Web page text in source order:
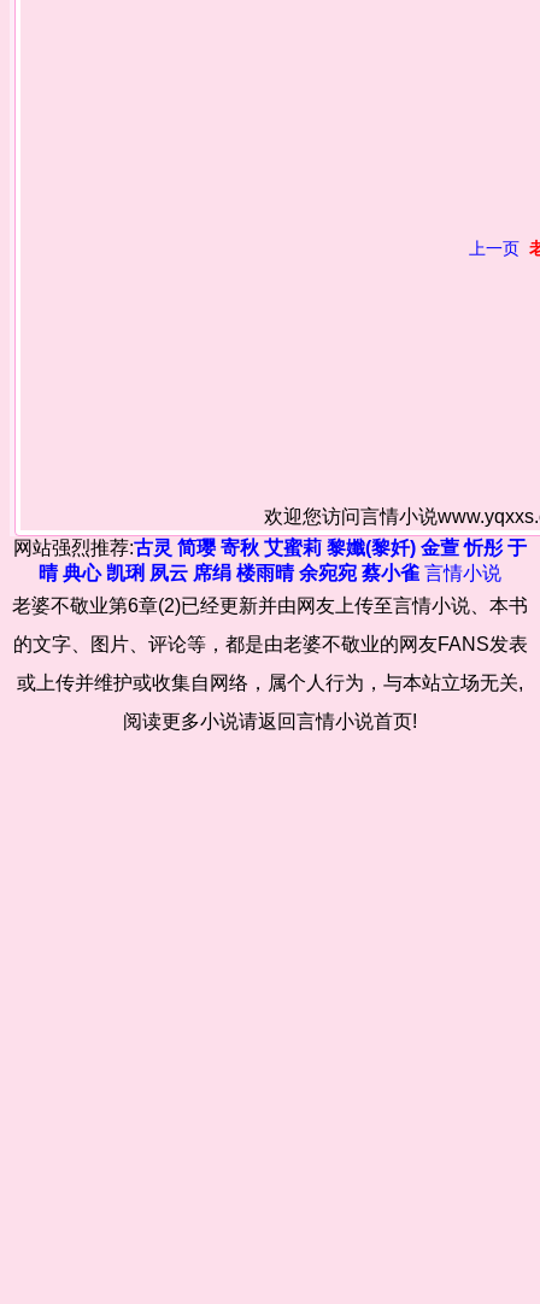
上一页
欢迎您访问言情小说
网站强烈推荐:古灵 简璎 寄秋 艾蜜莉 黎孅(黎奷) 金萱 忻彤 于
晴 典心 凯琍 夙云 席绢 楼雨晴 余宛宛 蔡小雀 言情小说
老婆不敬业第6章(2)已经更新并由网友上传至言情小说、本书
的文字、图片、评论等，都是由老婆不敬业的网友FANS发表
或上传并维护或收集自网络，属个人行为，与本站立场无关,
阅读更多小说请返回言情小说首页!